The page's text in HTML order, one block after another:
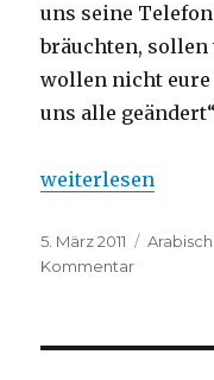
uns seine
bräuchten, sollen
wollen nicht eure
uns alle
„Die Jungs von
weiterlesen
Veröffentlicht
am
5. März 2011
Kommentar
von